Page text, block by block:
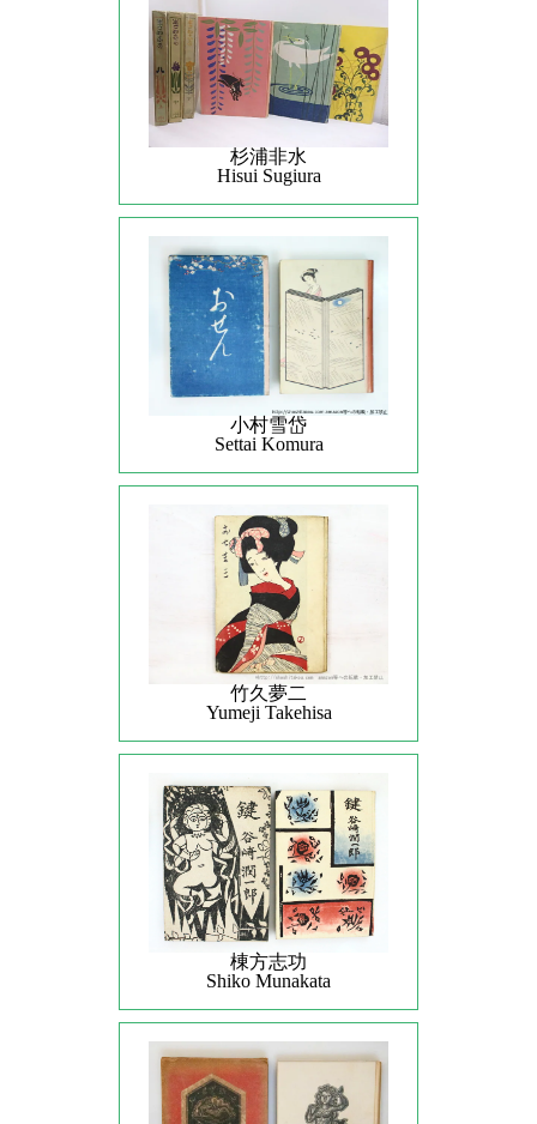
杉浦非水
Hisui Sugiura
小村雪岱
Settai Komura
竹久夢二
Yumeji Takehisa
棟方志功
Shiko Munakata